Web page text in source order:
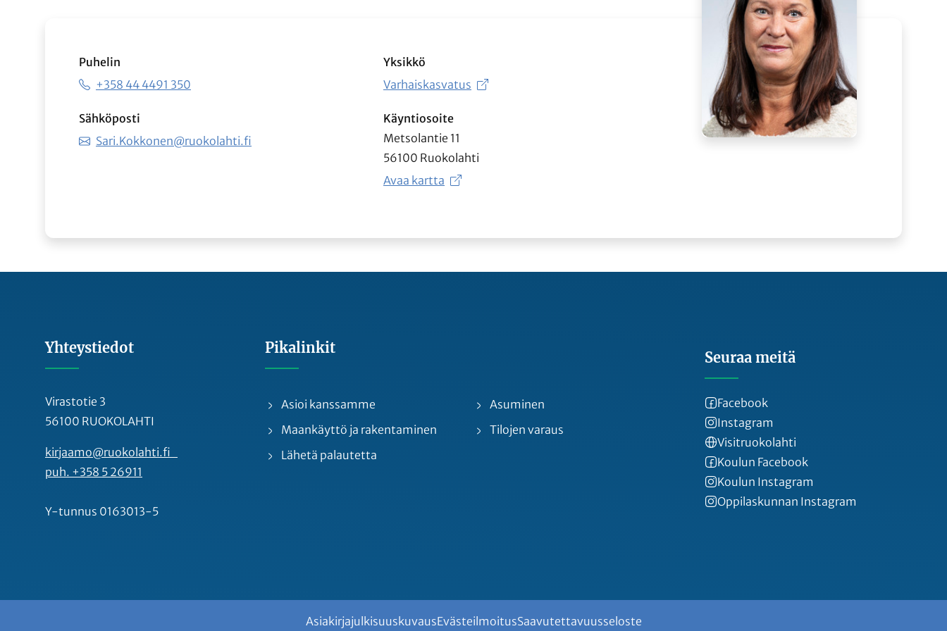
Puhelin
+358 44 4491 350
Sähköposti
Sari.Kokkonen@ruokolahti.fi
Yksikkö
Varhaiskasvatus
Käyntiosoite
Metsolantie 11
56100 Ruokolahti
Avaa kartta
Yhteystiedot
Virastotie 3
56100 RUOKOLAHTI
kirjaamo@ruokolahti.fi
puh. +358 5 26911
Y-tunnus 0163013-5
Pikalinkit
Asioi kanssamme
Asuminen
Maankäyttö ja rakentaminen
Tilojen varaus
Lähetä palautetta
Seuraa meitä
Facebook
Instagram
Visitruokolahti
Koulun Facebook
Koulun Instagram
Oppilaskunnan Instagram
AsiakirjajulkisuuskuvausEvästeilmoitusSaavutettavuusseloste